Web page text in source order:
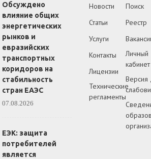
Обсуждено
влияние общих
энергетических
рынков и
евразийских
транспортных
коридоров на
стабильность
стран ЕАЭС
07.08.2026
ЕЭК: защита
потребителей
является
Новости
Статьи
Услуги
Контакты
Лицензии
Технические
регламенты
Поиск
Реестр
Личный
кабинет
Версия